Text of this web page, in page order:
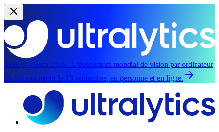
YOLO Vision 2026 : L'événement mondial de vision par ordinateur
IA fait son retour le 13 septembre, en personne et en ligne.